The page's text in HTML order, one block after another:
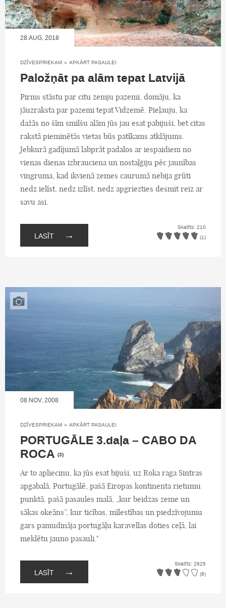
28.AUG, 2018
DZĪVESPRIEKAM » APKĀRT PASAULEI
Paložņāt pa alām tepat Latvijā
Pirms stāstu par citu zemju pazemi, domāju, ka
jāuzraksta par pazemi tepat Vidzemē. Pieļauju, ka
dažās no šīm smilšu alām jūs jau esat pabijuši, bet citas
rakstā pieminētās vietas būs patīkams atklājums.
Jebkurā gadījumā labprāt padalos ar iespaidiem no
vienas dienas izbrauciena un nostaļģiju pēc jaunības
vingruma, kad ikvienā zemes caurumā nebija grūti
nedz ielīst, nedz izlīst, nedz apgriezties desmit reiz ar
savu asi.
LASĪT →
Skatīts: 210
(1)
08.NOV, 2008
DZĪVESPRIEKAM » APKĀRT PASAULEI
PORTUGĀLE 3.daļa – CABO DA
ROCA (3)
Ar to apliecinu, ka jūs esat bijuši, uz Roka raga Sintras
apgabalā, Portugālē, pašā Eiropas kontinenta rietumu
punktā, pašā pasaules malā, „kur beidzas zeme un
sākas okeāns”, kur ticības, mīlestības un piedzīvojumu
gars pamudināja portugāļu karavellas doties ceļā, lai
meklētu jauno pasauli."
LASĪT →
Skatīts: 2625
(8)